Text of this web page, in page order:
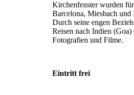
Kirchenfenster wurden
Barcelona, Miesbach und
Durch seine engen
Reisen nach Indien (Goa)
Fotografien und Filme.
Eintritt frei